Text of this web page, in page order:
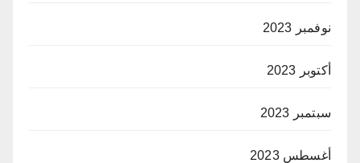
نوفمبر 2023
أكتوبر 2023
سبتمبر 2023
أغسطس 2023